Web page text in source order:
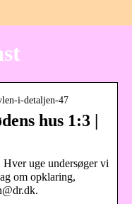
i-detaljen-47
hus 1:3 |
uge undersøger vi
om opklaring,